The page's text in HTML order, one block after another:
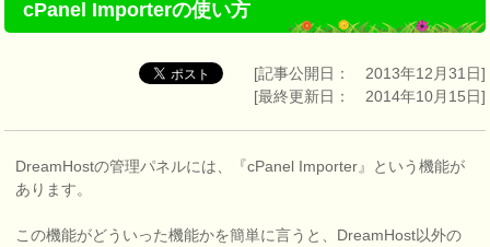
cPanel Importerの使い方
[記事公開日： 2013年12月31日]
[最終更新日： 2014年10月15日]
DreamHostの管理パネルには、『cPanel Importer』という機能が
あります。
この機能がどういった機能かを簡単に言うと、DreamHost以外の